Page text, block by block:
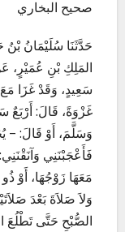
صحيح البخاري
المَلِكِ بْنِ عُمَيْرٍ،
سَعِيدٍ، وَقَدْ غَزَا
غَزْوَةً، قَالَ: أَرْبَعٌ
وَسَلَّمَ، أَوْ قَالَ: –
فَأَعْجَبْنَنِي
مَعَهَا زَوْجُهَا، أَوْ
وَلاَ صَلاَةَ بَعْدَ
الصُّبْحِ حَتَّى تَطْلُعَ